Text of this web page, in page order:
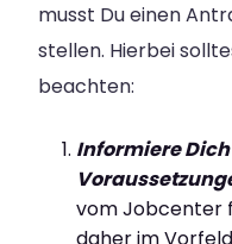
musst Du einen
stellen. Hierbei
beachten:
Informiere
vom Jobcenter